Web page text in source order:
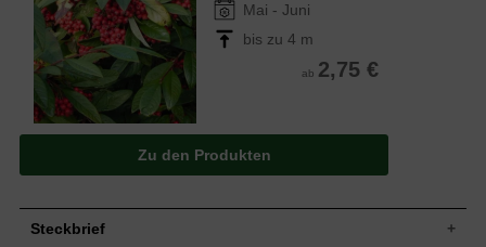
Mai - Juni
bis zu 4 m
ab 2,75 €
Zu den Produkten
Steckbrief